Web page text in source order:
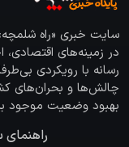
سایت خبری «راه
در زمینه‌های
رسانه با رویکردی
چالش‌ها و بحران‌های
بهبود وضعیت موجود